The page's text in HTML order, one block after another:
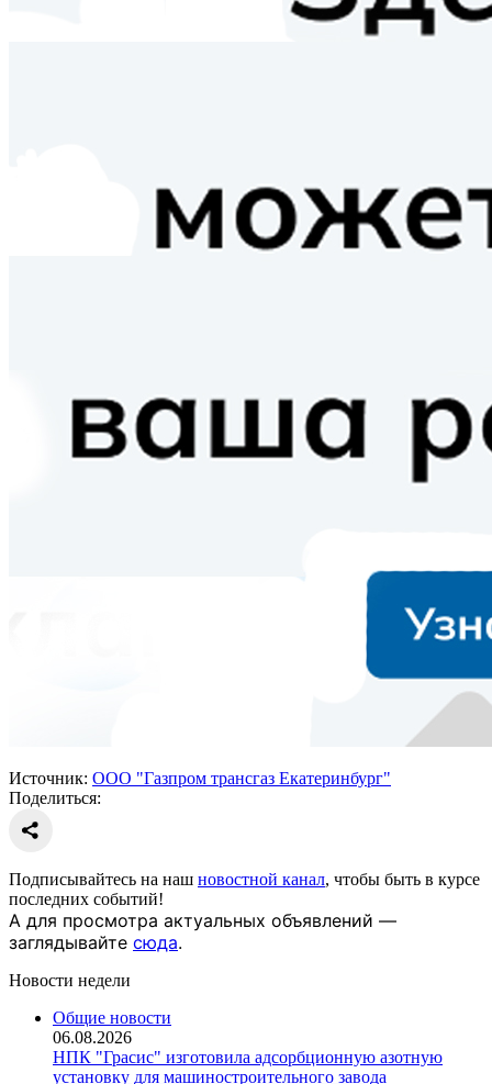
Источник: ООО "Газпром трансгаз Екатеринбург"
Поделиться:
Подписывайтесь на наш новостной канал, чтобы быть в курсе
последних событий!
А для просмотра актуальных объявлений —
заглядывайте сюда.
Новости недели
Общие новости
06.08.2026
НПК "Грасис" изготовила адсорбционную азотную
установку для машиностроительного завода